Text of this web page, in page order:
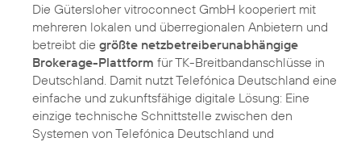
Die Gütersloher vitroconnect GmbH kooperiert mit
mehreren lokalen und überregionalen Anbietern und
betreibt die größte netzbetreiberunabhängige
Brokerage-Plattform für TK-Breitbandanschlüsse in
Deutschland. Damit nutzt Telefónica Deutschland eine
einfache und zukunftsfähige digitale Lösung: Eine
einzige technische Schnittstelle zwischen den
Systemen von Telefónica Deutschland und